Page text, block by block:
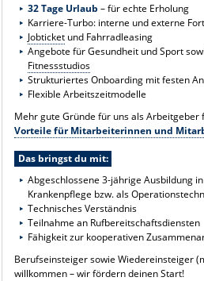
32 Tage Urlaub – für echte Erholung
Karriere-Turbo: interne und externe
Jobticket und Fahrradleasing
Angebote für Gesundheit und Sport
Fitnessstudios
Strukturiertes Onboarding mit festen
Flexible Arbeitszeitmodelle
Mehr gute Gründe für uns als Arbeitgeber
Vorteile für Mitarbeiterinnen und
Das bringst du mit:
Abgeschlossene 3-jährige Ausbildung
Krankenpflege bzw. als
Technisches Verständnis
Teilnahme an Rufbereitschaftsdiensten
Fähigkeit zur kooperativen
Berufseinsteiger sowie Wiedereinsteiger
willkommen – wir fördern deinen Start!